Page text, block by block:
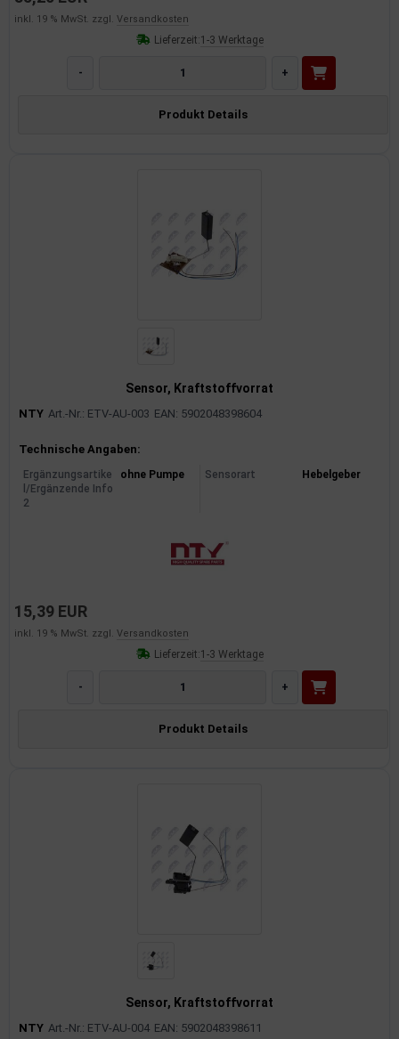
inkl. 19 % MwSt. zzgl. Versandkosten
Lieferzeit:1-3 Werktage
- +
Produkt Details
Sensor, Kraftstoffvorrat
NTY Art.-Nr.: ETV-AU-003 EAN: 5902048398604
Produktinformationen
Technische Angaben:
Ergänzungsartike
l/Ergänzende Info
2
ohne Pumpe Sensorart Hebelgeber
15,39 EUR
inkl. 19 % MwSt. zzgl. Versandkosten
Lieferzeit:1-3 Werktage
- +
Produkt Details
Sensor, Kraftstoffvorrat
NTY Art.-Nr.: ETV-AU-004 EAN: 5902048398611